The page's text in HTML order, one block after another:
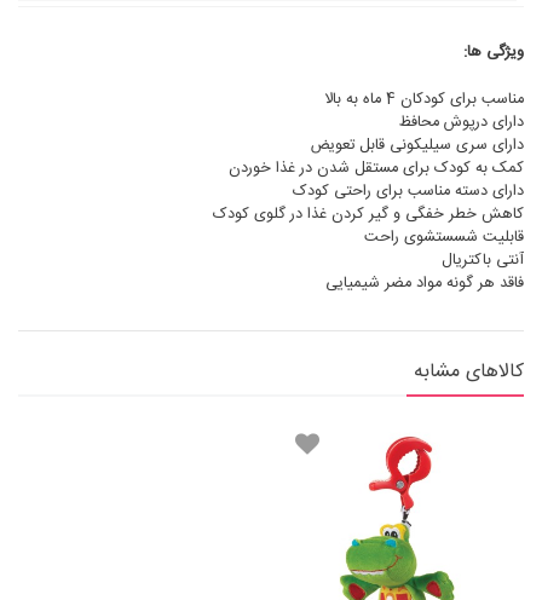
ویژگی ها:
مناسب برای کودکان 4 ماه به بالا
دارای درپوش محافظ
دارای سری سیلیکونی قابل تعویض
کمک به کودک برای مستقل شدن در غذا خوردن
دارای دسته مناسب برای راحتی کودک
کاهش خطر خفگی و گیر کردن غذا در گلوی کودک
قابلیت شسستشوی راحت
آنتی باکتریال
فاقد هر گونه مواد مضر شیمیایی
کالاهای مشابه